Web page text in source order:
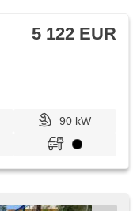
5 122 EUR
90 kW